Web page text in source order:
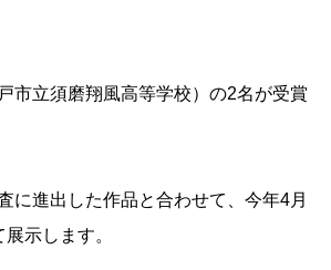
市立須磨翔風高等学校）の2名が受賞
に進出した作品と合わせて、今年4月
示します。